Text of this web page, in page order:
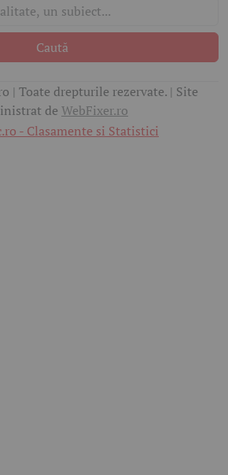
Caută
| Toate drepturile rezervate. | Site
de WebFixer.ro